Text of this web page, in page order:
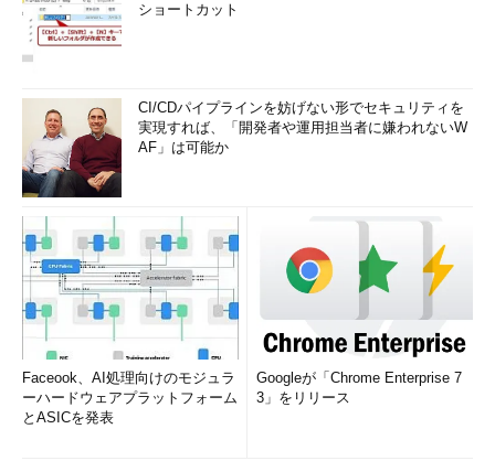
ショートカット
CI/CDパイプラインを妨げない形でセキュリティを
実現すれば、「開発者や運用担当者に嫌われないW
AF」は可能か
Faceook、AI処理向けのモジュラ
ーハードウェアプラットフォーム
とASICを発表
Googleが「Chrome Enterprise 7
3」をリリース